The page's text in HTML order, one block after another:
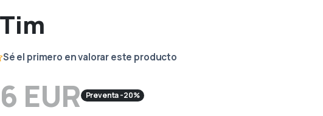
Sé el primero en valorar este producto
EUR Preventa -20%